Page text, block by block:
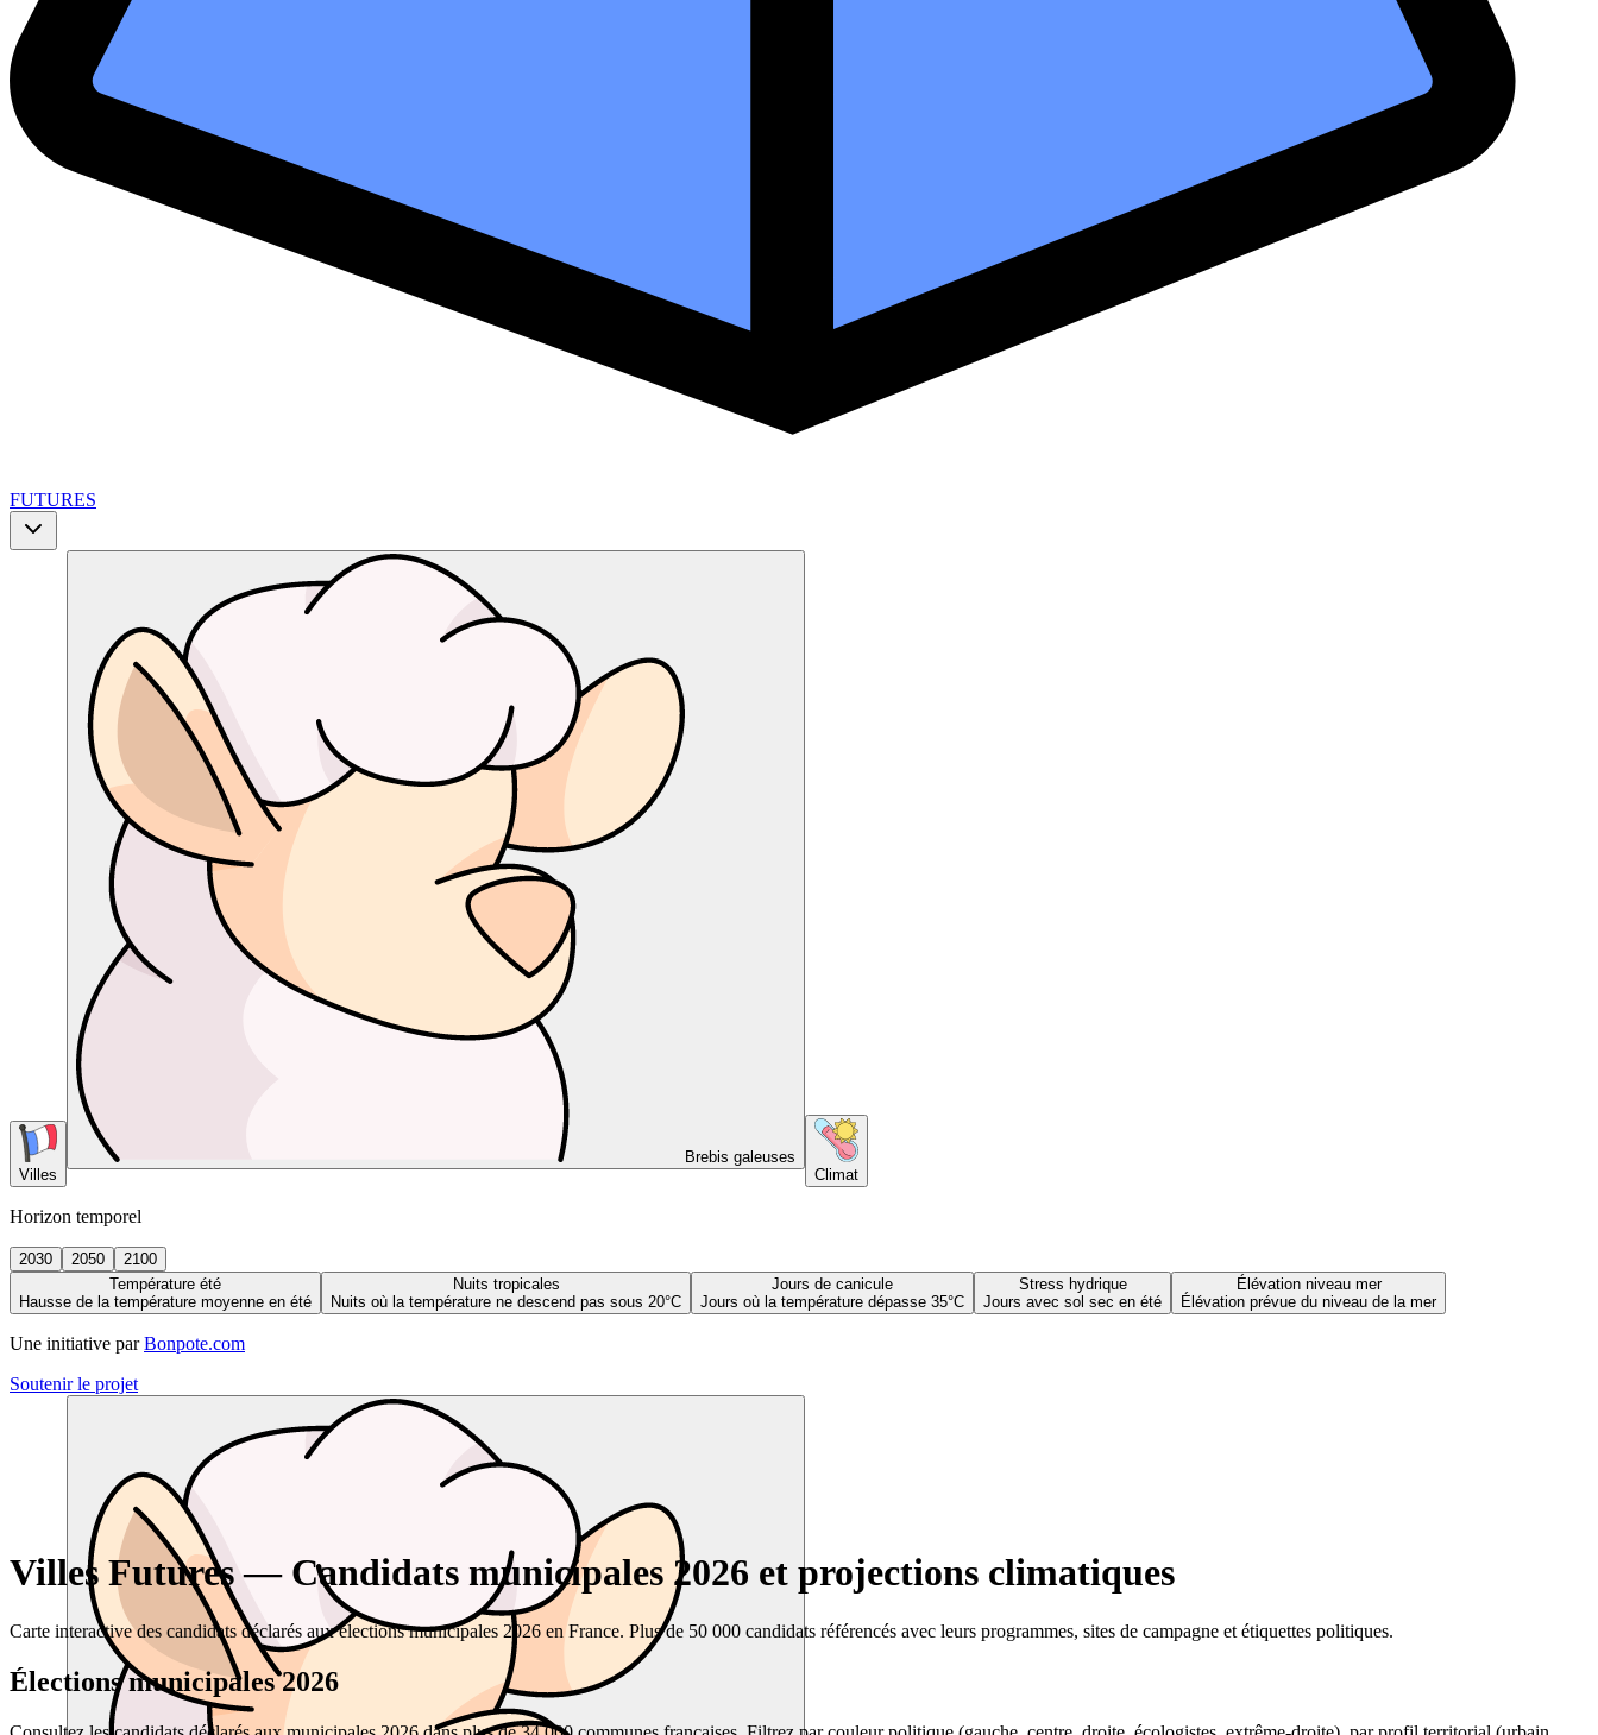
FUTURES
Villes
Brebis galeuses
Climat
Horizon temporel
2030 2050
2100
Température été
Hausse de la température moyenne en été
Nuits tropicales
Nuits où la température ne descend pas sous 20°C
Jours de canicule
Jours où la température dépasse 35°C
Stress hydrique
Jours avec sol sec en été
Élévation niveau mer
Élévation prévue du niveau de la mer
Une initiative par Bonpote.com
Soutenir le projet
Villes Futures — Candidats municipales 2026 et projections climatiques
Carte interactive des candidats déclarés aux élections municipales 2026 en France. Plus de 50 000 candidats référencés avec leurs programmes, sites de campagne et étiquettes politiques.
Élections municipales 2026